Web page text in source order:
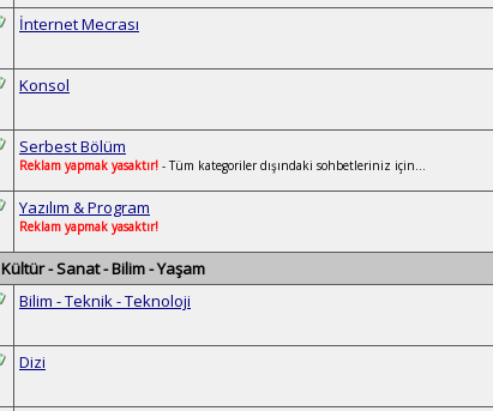
İnternet Mecrası
Konsol
Serbest Bölüm
Reklam yapmak yasaktır! - Tüm kategoriler dışındaki sohbetleriniz için...
Yazılım & Program
Reklam yapmak yasaktır!
Kültür - Sanat - Bilim - Yaşam
Bilim - Teknik - Teknoloji
Dizi